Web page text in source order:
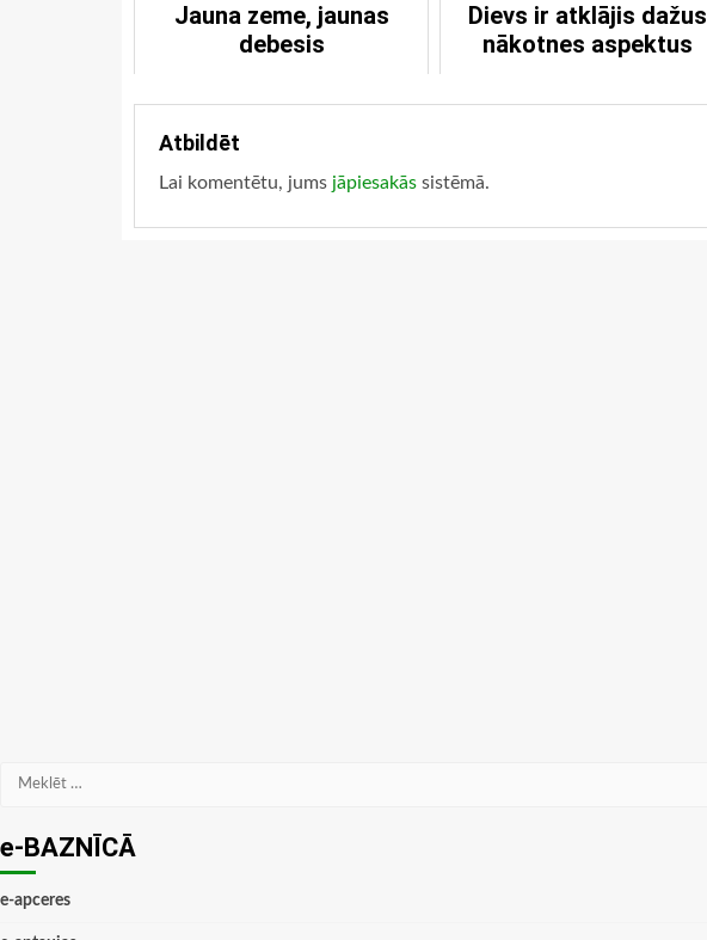
Jauna zeme, jaunas
debesis
Dievs ir atklājis dažus
nākotnes aspektus
Atbildēt
Lai komentētu, jums jāpiesakās sistēmā.
Meklēt:
e-BAZNĪCĀ
e-apceres